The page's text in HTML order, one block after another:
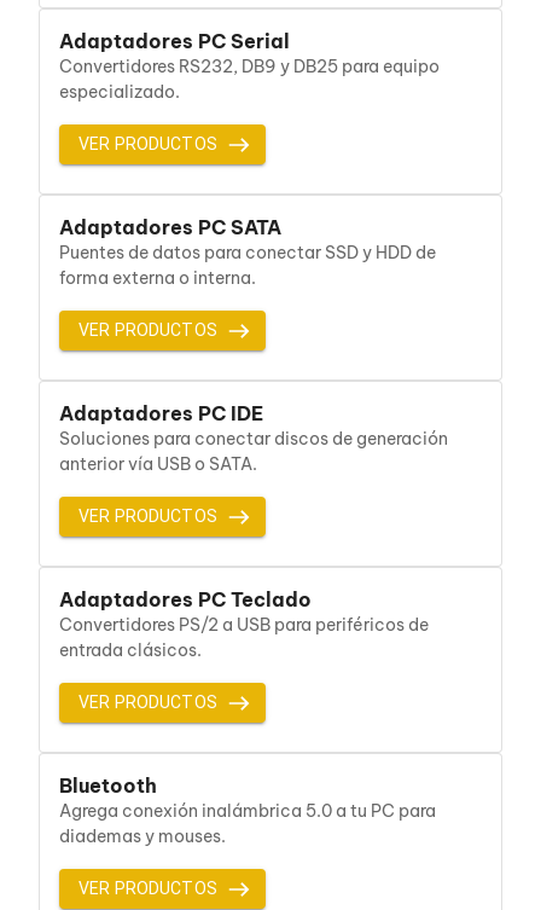
Cables Coaxiales
Accesorios para Cables
Jacks de Red
Conectores
Tapas y Cajas
Herramientas para Cables
Pinzas Ponchadoras
Probadores de Cable
Cortadoras de Cable
Protectores para Cables
Cables para Impresoras
Cableado Estructurado
Sujetadores de Cables
Adaptadores
Adaptadores PC
Adaptadores PC USB
Adaptadores PC Serial
Adaptadores PC IDE
Adaptadores PC Teclado
Bluetooth
Adaptadores Video DisplayPort
Divisores de Video
Adaptadores Video HDMI
Extensores y Receptores de Vídeo
Adaptadores Video DVI
Adaptadores Video VGA / HD15
Repetidores USB
Adaptadores Audio
Adaptadores Audio AUX
Adaptadores Audio USB
Dispositivos de Entrada
Mouse
Mousepads
Adaptadores PC Serial
Convertidores RS232, DB9 y DB25 para equipo
especializado.
VER PRODUCTOS
Adaptadores PC SATA
Puentes de datos para conectar SSD y HDD de
forma externa o interna.
VER PRODUCTOS
Adaptadores PC IDE
Soluciones para conectar discos de generación
anterior vía USB o SATA.
VER PRODUCTOS
Adaptadores PC Teclado
Convertidores PS/2 a USB para periféricos de
entrada clásicos.
VER PRODUCTOS
Bluetooth
Agrega conexión inalámbrica 5.0 a tu PC para
diademas y mouses.
VER PRODUCTOS